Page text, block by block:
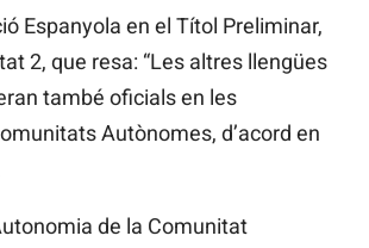
Espanyola en el Títol Preliminar,
2, que resa: “Les altres llengües
també oficials en les
Autònomes, d’acord en
de la Comunitat